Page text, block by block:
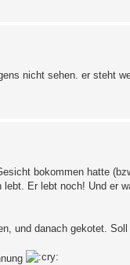
nicht sehen. er steht
bokommen hatte
Er lebt noch! Und er
und danach gekotet.